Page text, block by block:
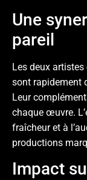
Une
pareil
Les deux
sont rapidement
Leur
chaque œuvre.
fraîcheur et à
productions
Impact